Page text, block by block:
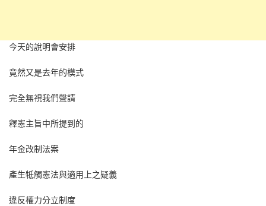
今天的說明會安排
竟然又是去年的模式
完全無視我們聲請
釋憲主旨中所提到的
年金改制法案
產生牴觸憲法與適用上之疑義
違反權力分立制度